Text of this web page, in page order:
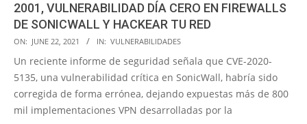
2001, VULNERABILIDAD DÍA CERO EN FIREWALLS
DE SONICWALL Y HACKEAR TU RED
2021-
06-
22
ON: JUNE 22, 2021 IN: VULNERABILIDADES
Un reciente informe de seguridad señala que CVE-2020-
5135, una vulnerabilidad crítica en SonicWall, habría sido
corregida de forma errónea, dejando expuestas más de 800
mil implementaciones VPN desarrolladas por la